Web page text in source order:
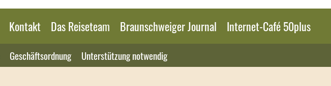
Kontakt Das Reiseteam Braunschweiger Journal Internet-Café 50plus
Geschäftsordnung Unterstützung notwendig